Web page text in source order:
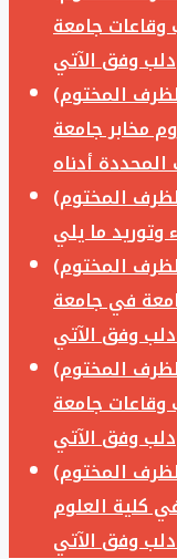
وقاعات جامعة
المختوم)
مخابر جامعة
المختوم)
المختوم)
في جامعة
المختوم)
وقاعات جامعة
المختوم)
كلية العلوم